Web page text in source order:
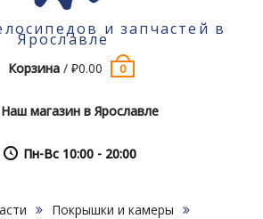
и запчастей в
Ярославле
Корзина /₽0.00 0
Наш магазин в Ярославле
Пн-Вс 10:00 - 20:00
Покрышки и камеры